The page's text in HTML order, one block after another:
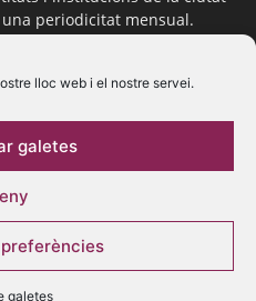
lloc web i el nostre servei.
galetes
galetes
periodicitat mensual.
nos